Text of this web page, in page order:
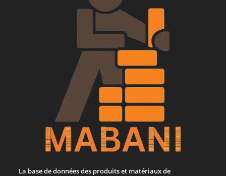
La base de données des produits et matériaux de